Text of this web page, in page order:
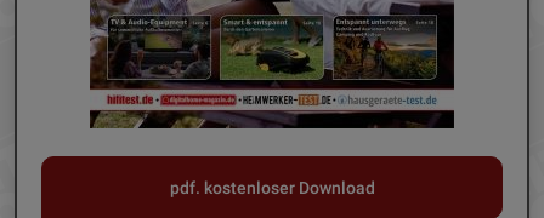
pdf. kostenloser Download